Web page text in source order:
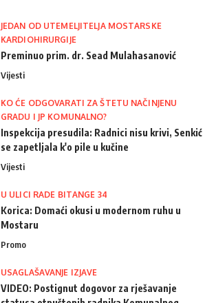
JEDAN OD UTEMELJITELJA MOSTARSKE
KARDIOHIRURGIJE
Preminuo prim. dr. Sead Mulahasanović
Vijesti
KO ĆE ODGOVARATI ZA ŠTETU NAČINJENU
GRADU I JP KOMUNALNO?
Inspekcija presudila: Radnici nisu krivi, Senkić
se zapetljala k'o pile u kučine
Vijesti
U ULICI RADE BITANGE 34
Korica: Domaći okusi u modernom ruhu u
Mostaru
Promo
USAGLAŠAVANJE IZJAVE
VIDEO: Postignut dogovor za rješavanje